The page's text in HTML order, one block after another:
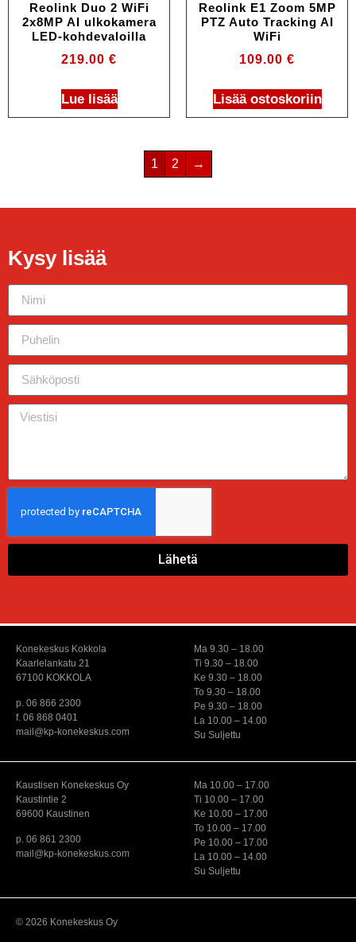
Reolink Duo 2 WiFi
2x8MP AI ulkokamera
LED-kohdevaloilla
219.00 €
Lue lisää
Reolink E1 Zoom 5MP
PTZ Auto Tracking AI
WiFi
109.00 €
Lisää ostoskoriin
1 2 →
Kysy lisää
Lähetä
Konekeskus Kokkola
Kaarlelankatu 21
67100 KOKKOLA
p. 06 866 2300
f. 06 868 0401
mail@kp-konekeskus.com
Ma 9.30 – 18.00
Ti 9.30 – 18.00
Ke 9.30 – 18.00
To 9.30 – 18.00
Pe 9.30 – 18.00
La 10.00 – 14.00
Su Suljettu
Kaustisen Konekeskus Oy
Kaustintie 2
69600 Kaustinen
p. 06 861 2300
mail@kp-konekeskus.com
Ma 10.00 – 17.00
Ti 10.00 – 17.00
Ke 10.00 – 17.00
To 10.00 – 17.00
Pe 10.00 – 17.00
La 10.00 – 14.00
Su Suljettu
© 2026 Konekeskus Oy